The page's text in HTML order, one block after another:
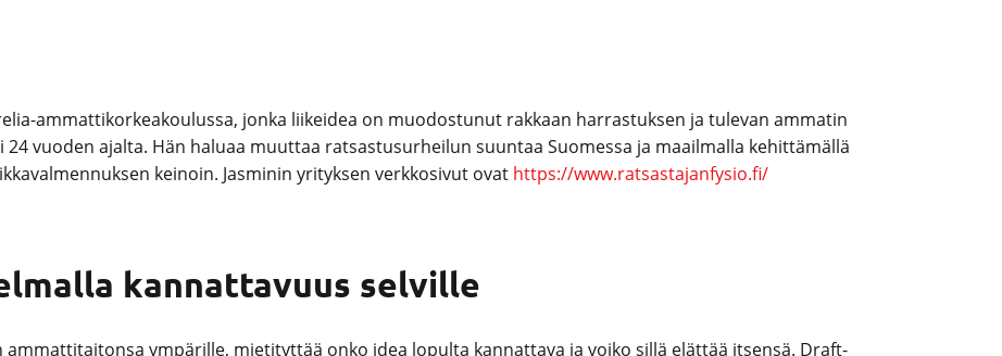
ammattikorkeakoulussa, jonka liikeidea on muodostunut rakkaan harrastuksen ja tulevan ammatin
vuoden ajalta. Hän haluaa muuttaa ratsastusurheilun suuntaa Suomessa ja maailmalla kehittämällä
keinoin. Jasminin yrityksen verkkosivut ovat https://www.ratsastajanfysio.fi/
kannattavuus selville
ympärille, mietityttää onko idea lopulta kannattava ja voiko sillä elättää itsensä. Draft-